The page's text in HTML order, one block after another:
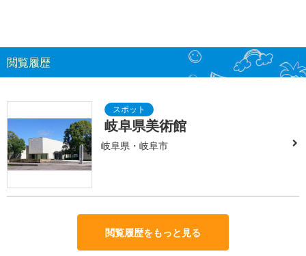
閲覧履歴
岐阜県美術館
岐阜県・岐阜市
閲覧履歴をもっと見る